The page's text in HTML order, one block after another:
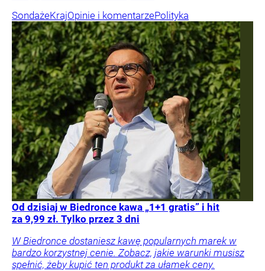
SondażeKrajOpinie i komentarzePolityka
Od dzisiaj w Biedronce kawa „1+1 gratis” i hit
za 9,99 zł. Tylko przez 3 dni
W Biedronce dostaniesz kawę popularnych marek w
bardzo korzystnej cenie. Zobacz, jakie warunki musisz
spełnić, żeby kupić ten produkt za ułamek ceny.